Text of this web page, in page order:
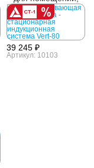
охват 80 м2
39 245 ₽
Артикул: 10103